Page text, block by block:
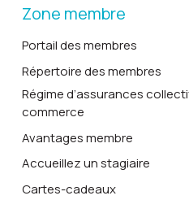
Zone membre
Portail des membres
Répertoire des membres
Régime d’assurances
commerce
Avantages membre
Accueillez un stagiaire
Cartes-cadeaux